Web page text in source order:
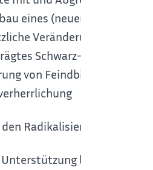
eines (neuen)
Veränderung des
Schwarz-Weiß-Denken
von Feindbildern
beim